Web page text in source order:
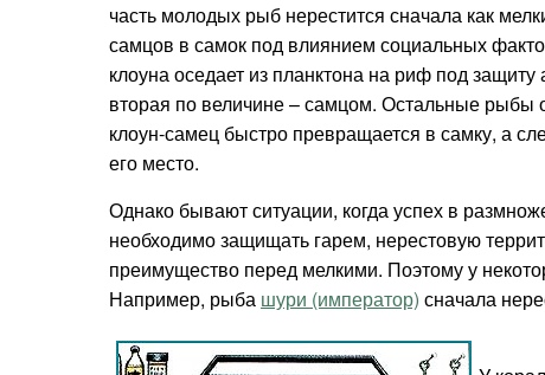
часть молодых рыб нерестится сначала как
самцов в самок под влиянием социальных
клоуна оседает из планктона на риф под
вторая по величине – самцом. Остальные рыбы
клоун-самец быстро превращается в самку, а
его место.
Однако бывают ситуации, когда успех в
необходимо защищать гарем, нерестовую
преимущество перед мелкими. Поэтому у
Например, рыба шури (император) сначала